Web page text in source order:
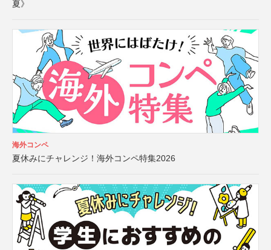
夏》
海外コンペ
夏休みにチャレンジ！海外コンペ特集2026